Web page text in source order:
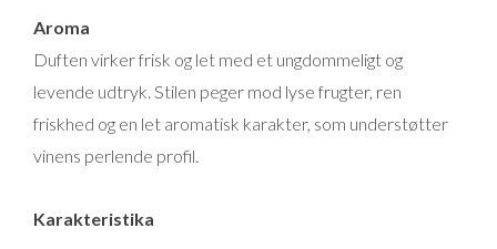
Aroma
Duften virker frisk og let med et ungdommeligt og
levende udtryk. Stilen peger mod lyse frugter, ren
friskhed og en let aromatisk karakter, som understøtter
vinens perlende profil.
Karakteristika